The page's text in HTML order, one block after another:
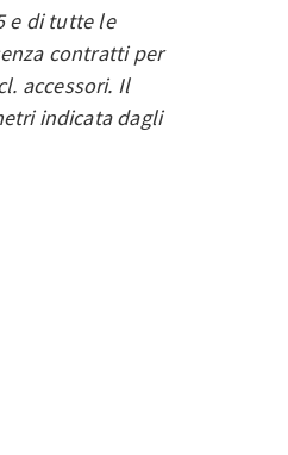
e di tutte le
contratti per
accessori. Il
indicata dagli